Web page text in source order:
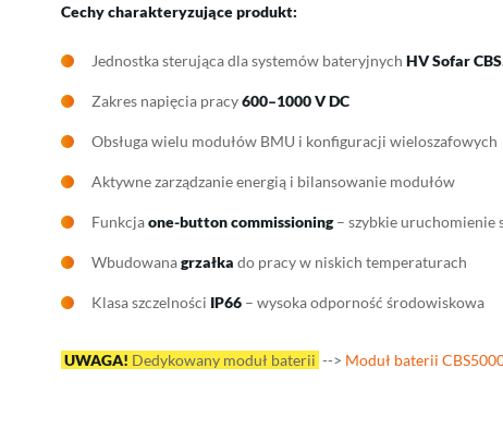
Cechy charakteryzujące produkt:
Jednostka sterująca dla systemów bateryjnych HV Sofar
Zakres napięcia pracy600–1000 V DC
Obsługa wielu modułów BMU i konfiguracji wieloszafowych
Aktywne zarządzanie energią i bilansowanie modułów
Funkcjaone-button commissioning– szybkie uruchomienie
Wbudowanagrzałka do pracy w niskich temperaturach
Klasa szczelności IP66 – wysoka odporność środowiskowa
UWAGA! Dedykowany moduł baterii --> Moduł baterii